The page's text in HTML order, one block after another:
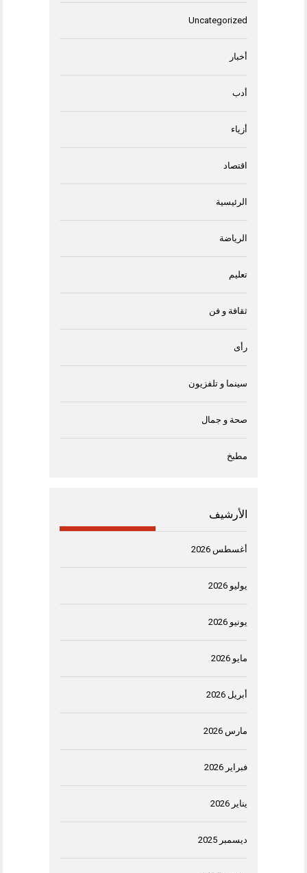
Uncategorized
أخبار
أدب
أزياء
اقتصاد
الرئيسية
الرياضة
تعليم
ثقافة و فن
رأى
سينما و تلفزيون
صحة و جمال
مطبخ
الأرشيف
أغسطس 2026
يوليو 2026
يونيو 2026
مايو 2026
أبريل 2026
مارس 2026
فبراير 2026
يناير 2026
ديسمبر 2025